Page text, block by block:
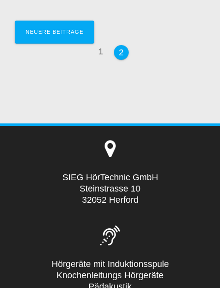
Beitragsnavigation
NEUERE BEITRÄGE
Seite
1 Seite
2
SIEG HörTechnic GmbH
Steinstrasse 10
32052 Herford
Hörgeräte mit Induktionsspule
Knochenleitungs Hörgeräte